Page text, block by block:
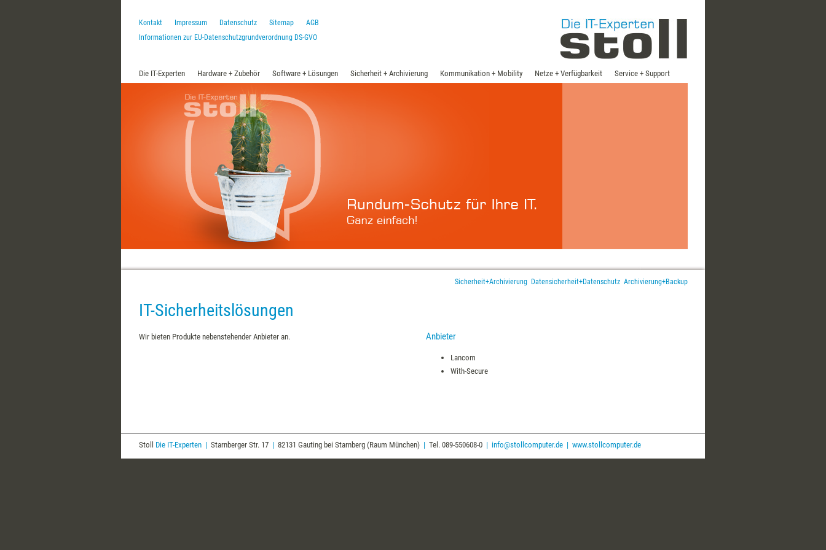
Kontakt Impressum Datenschutz Sitemap
AGB
Informationen zur EU-Datenschutzgrundverordnung DS-GVO
Die IT-Experten Hardware + Zubehör Software + Lösungen Sicherheit + Archivierung Kommunikation + Mobility Netze + Verfügbarkeit Service + Support
Sicherheit+Archivierung Datensicherheit+Datenschutz Archivierung+Backup
IT-Sicherheitslösungen
Wir bieten Produkte nebenstehender Anbieter an. Anbieter
Lancom
With-Secure
Stoll Die IT-Experten | Starnberger Str. 17 | 82131 Gauting bei Starnberg (Raum München) | Tel. 089-550608-0 | info@stollcomputer.de | www.stollcomputer.de